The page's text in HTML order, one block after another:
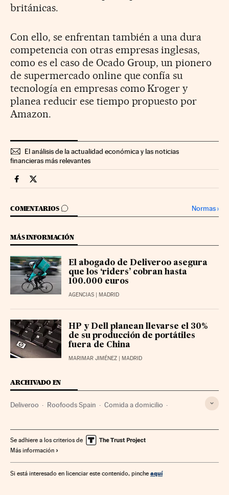
británicas.
Con ello, se enfrentan también a una dura
competencia con otras empresas inglesas,
como es el caso de Ocado Group, un pionero
de supermercado online que confía su
tecnología en empresas como Kroger y
planea reducir ese tiempo propuesto por
Amazon.
El análisis de la actualidad económica y las noticias
financieras más relevantes
Companias Cinco Días en Facebook
Companias Cinco Días en Twitter
COMENTARIOS
IR A LOS COMENTARIOS Normas›
MÁS INFORMACIÓN
El abogado de Deliveroo asegura
que los ‘riders’ cobran hasta
100.000 euros
AGENCIAS | MADRID
HP y Dell planean llevarse el 30%
de su producción de portátiles
fuera de China
MARIMAR JIMÉNEZ | MADRID
ARCHIVADO EN
Deliveroo Roofoods Spain Comida a domicilio
Europa occidental Hostelería Comercio electrónico
Internet Cultura Economía Telecomunicaciones
Se adhiere a los criterios de
Más información
Si está interesado en licenciar este contenido, pinche aquí